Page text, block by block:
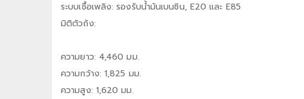
ระบบเชื้อเพลิง: รองรับน้ำมันเบนซิน, E20 และ E85
มิติตัวถัง:
ความยาว: 4,460 มม.
ความกว้าง: 1,825 มม.
ความสูง: 1,620 มม.